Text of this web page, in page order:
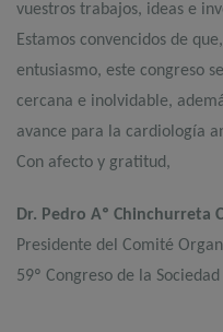
vuestros trabajos, ideas e
Estamos convencidos de
entusiasmo, este congreso
cercana e inolvidable,
avance para la cardiología
Con afecto y gratitud,
Dr. Pedro Aº Chinchurreta
Presidente del Comité
59º Congreso de la